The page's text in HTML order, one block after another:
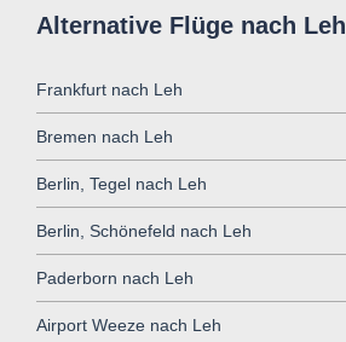
Alternative Flüge nach Leh
Frankfurt nach Leh
Bremen nach Leh
Berlin, Tegel nach Leh
Berlin, Schönefeld nach Leh
Paderborn nach Leh
Airport Weeze nach Leh